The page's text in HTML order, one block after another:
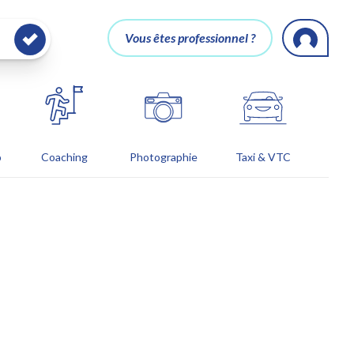
Vous êtes professionnel ?
Coaching Photographie Taxi & VTC